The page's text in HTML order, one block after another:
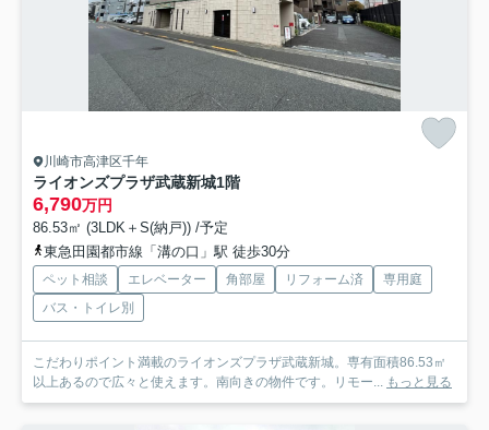
川崎市高津区千年
ライオンズプラザ武蔵新城1階
6,790万円
86.53㎡ (3LDK＋S(納戸)) /予定
東急田園都市線「溝の口」駅 徒歩30分
ペット相談 エレベーター 角部屋 リフォーム済
専用庭
バス・トイレ別
こだわりポイント満載のライオンズプラザ武蔵新城。専有面積86.53㎡
以上あるので広々と使えます。南向きの物件です。リモー...
もっと見る